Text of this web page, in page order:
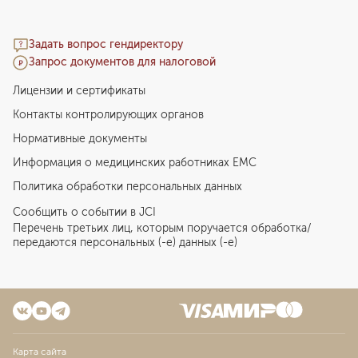
Задать вопрос гендиректору
Запрос документов для налоговой
Лицензии и сертификаты
Контакты контролирующих органов
Нормативные документы
Информация о медицинских работниках EMC
Политика обработки персональных данных
Сообщить о событии в JCI
Перечень третьих лиц, которым поручается обработка/
передаются персональных (-е) данных (-е)
Карта сайта